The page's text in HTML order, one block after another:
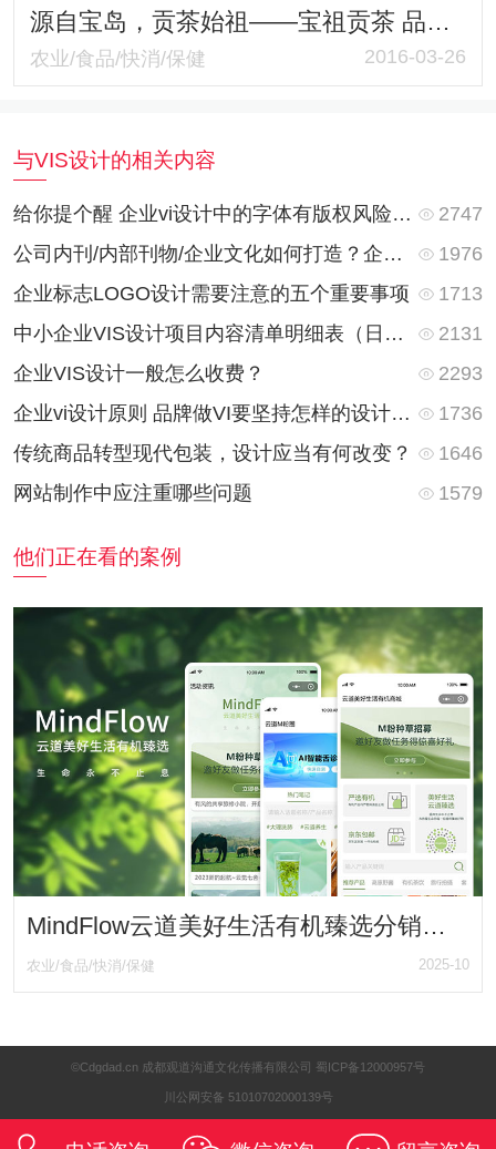
源自宝岛，贡茶始祖——宝祖贡茶 品牌全案策划与包装设计
农业/食品/快消/保健 2016-03-26
与VIS设计的相关内容
给你提个醒 企业vi设计中的字体有版权风险 务必谨慎
2747
公司内刊/内部刊物/企业文化如何打造？企业团队文化建设
1976
企业标志LOGO设计需要注意的五个重要事项
1713
中小企业VIS设计项目内容清单明细表（日常普通版）
2131
企业VIS设计一般怎么收费？
2293
企业vi设计原则 品牌做VI要坚持怎样的设计理念？
1736
传统商品转型现代包装，设计应当有何改变？
1646
网站制作中应注重哪些问题
1579
他们正在看的案例
MindFlow云道美好生活有机臻选分销商城
农业/食品/快消/保健 2025-10
©Cdgdad.cn 成都观道沟通文化传播有限公司 蜀ICP备12000957号
川公网安备 51010702000139号